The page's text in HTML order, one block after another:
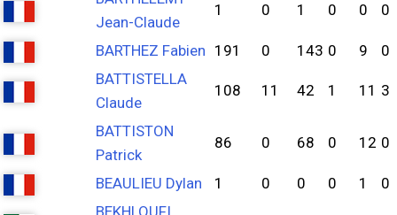
Jean-Claude
1 0 1 0 0 0
BARTHEZ Fabien 191 0 143 0 9
0
BATTISTELLA
Claude
108 11 42 1 11 3
BATTISTON
Patrick
86 0 68 0 12 0
BEAULIEU Dylan 1 0 0 0 1
0
BEKHLOUFI